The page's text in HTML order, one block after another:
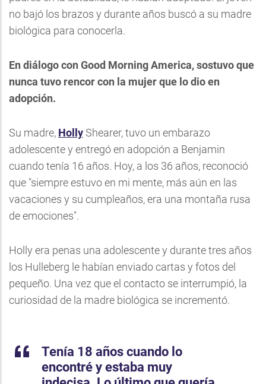
no bajó los brazos y durante años buscó a su madre
biológica para conocerla.
En diálogo con Good Morning America, sostuvo que
nunca tuvo rencor con la mujer que lo dio en
adopción.
Su madre, Holly Shearer, tuvo un embarazo
adolescente y entregó en adopción a Benjamin
cuando tenía 16 años. Hoy, a los 36 años, reconoció
que "siempre estuvo en mi mente, más aún en las
vacaciones y su cumpleaños, era una montaña rusa
de emociones".
Holly era penas una adolescente y durante tres años
los Hulleberg le habían enviado cartas y fotos del
pequeño. Una vez que el contacto se interrumpió, la
curiosidad de la madre biológica se incrementó.
Tenía 18 años cuando lo
encontré y estaba muy